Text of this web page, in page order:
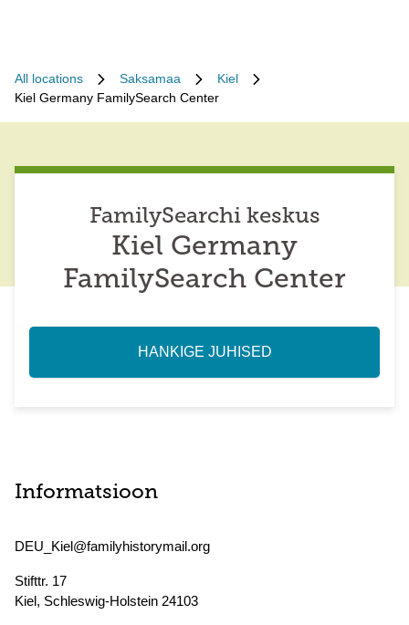
All locations Saksamaa
Kiel
Kiel Germany FamilySearch Center
FamilySearchi keskus
Kiel Germany
FamilySearch Center
HANKIGE JUHISED
Informatsioon
DEU_Kiel@familyhistorymail.org
Stifttr. 17
Kiel, Schleswig-Holstein 24103